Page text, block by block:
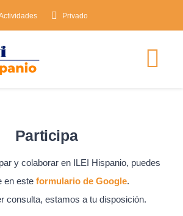
Privado
Participa
y colaborar en ILEI Hispanio, puedes
en este formulario de Google.
consulta, estamos a tu disposición.